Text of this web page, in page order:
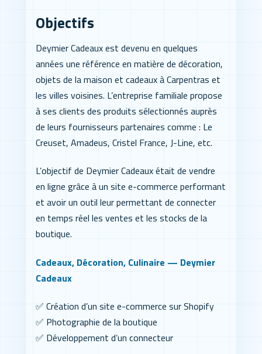
Objectifs
Deymier Cadeaux est devenu en quelques
années une référence en matière de décoration,
objets de la maison et cadeaux à Carpentras et
les villes voisines. L’entreprise familiale propose
à ses clients des produits sélectionnés auprès
de leurs fournisseurs partenaires comme : Le
Creuset, Amadeus, Cristel France, J-Line, etc.
L’objectif de Deymier Cadeaux était de vendre
en ligne grâce à un site e-commerce performant
et avoir un outil leur permettant de connecter
en temps réel les ventes et les stocks de la
boutique.
Cadeaux, Décoration, Culinaire — Deymier
Cadeaux
✅ Création d’un site e-commerce sur Shopify
✅ Photographie de la boutique
✅ Développement d’un connecteur